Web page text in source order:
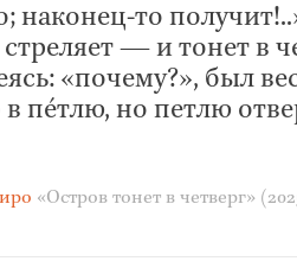
наконец-то
— и тонет в
«почему?», был
пéтлю, но петлю
«Остров тонет в четверг»